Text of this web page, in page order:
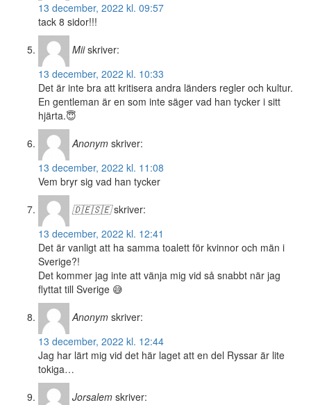
13 december, 2022 kl. 09:57
tack 8 sidor!!!
Mii skriver:
13 december, 2022 kl. 10:33
Det är inte bra att kritisera andra länders regler och kultur.
En gentleman är en som inte säger vad han tycker i sitt
hjärta.😇
Anonym skriver:
13 december, 2022 kl. 11:08
Vem bryr sig vad han tycker
🇩🇪🇸🇪 skriver:
13 december, 2022 kl. 12:41
Det är vanligt att ha samma toalett för kvinnor och män i
Sverige?!
Det kommer jag inte att vänja mig vid så snabbt när jag
flyttat till Sverige 😅
Anonym skriver:
13 december, 2022 kl. 12:44
Jag har lärt mig vid det här laget att en del Ryssar är lite
tokiga…
Jorsalem skriver: